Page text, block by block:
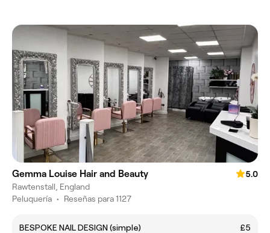
Gemma Louise Hair and Beauty
5.0
Rawtenstall, England
Peluquería • Reseñas para 1127
BESPOKE NAIL DESIGN (simple)
£5